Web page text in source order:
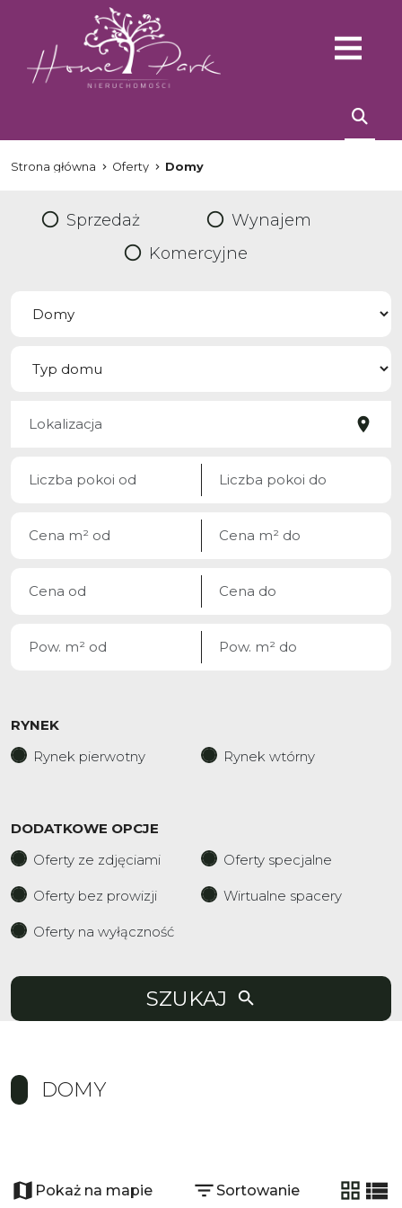
Strona główna Oferty Domy
Sprzedaż
Wynajem
Komercyjne
RYNEK
Rynek pierwotny
Rynek wtórny
DODATKOWE OPCJE
Oferty ze zdjęciami
Oferty specjalne
Oferty bez prowizji Wirtualne spacery
Oferty na wyłączność
SZUKAJ
DOMY
−Pokaż na mapie Sortowanie
tabela